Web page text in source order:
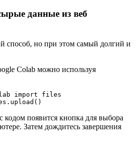
данные из веб
но при этом самый долгий и
Colab можно используя
import files
кодом появится кнопка для выбора
Затем дождитесь завершения